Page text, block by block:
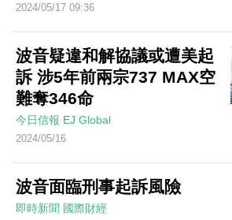
2024/05/17 09:36
波音疑違和解協議或遭美起
訴 涉5年前兩宗737 MAX空
難奪346命
今日信報 EJ Global
2024/05/16
波音面臨刑事起訴風險
即時新聞 國際財經